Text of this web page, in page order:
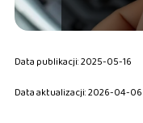
Data publikacji: 2025-05-16
Data aktualizacji: 2026-04-06